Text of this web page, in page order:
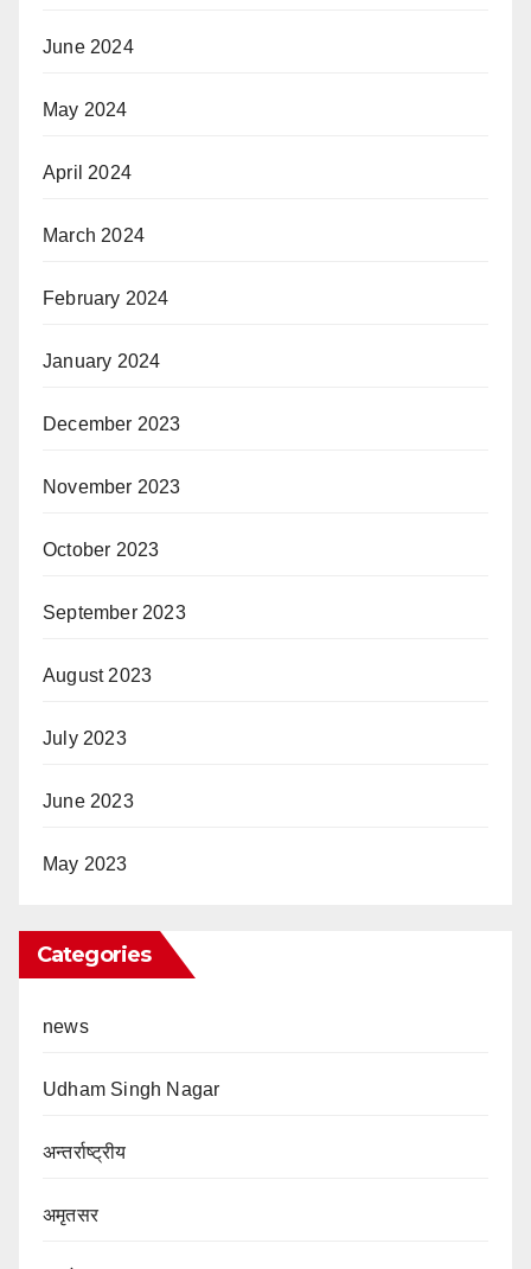
June 2024
May 2024
April 2024
March 2024
February 2024
January 2024
December 2023
November 2023
October 2023
September 2023
August 2023
July 2023
June 2023
May 2023
Categories
news
Udham Singh Nagar
अन्तर्राष्ट्रीय
अमृतसर